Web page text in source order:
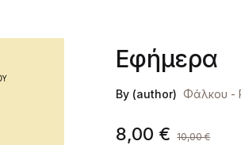
Εφήμερα
By (author) Φάλκου -
8,00 € 10,00€